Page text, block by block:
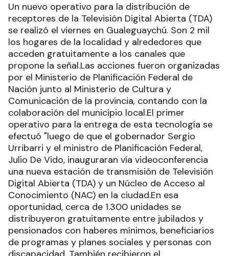
Un nuevo operativo para la distribución de
receptores de la Televisión Digital Abierta (TDA)
se realizó el viernes en Gualeguaychú. Son 2 mil
los hogares de la localidad y alrededores que
acceden gratuitamente a los canales que
propone la señal.Las acciones fueron organizadas
por el Ministerio de Planificación Federal de
Nación junto al Ministerio de Cultura y
Comunicación de la provincia, contando con la
colaboración del municipio local.El primer
operativo para la entrega de esta tecnología se
efectuó "luego de que el gobernador Sergio
Urribarri y el ministro de Planificación Federal,
Julio De Vido, inauguraran vía videoconferencia
una nueva estación de transmisión de Televisión
Digital Abierta (TDA) y un Núcleo de Acceso al
Conocimiento (NAC) en la ciudad.En esa
oportunidad, cerca de 1.300 unidades se
distribuyeron gratuitamente entre jubilados y
pensionados con haberes mínimos, beneficiarios
de programas y planes sociales y personas con